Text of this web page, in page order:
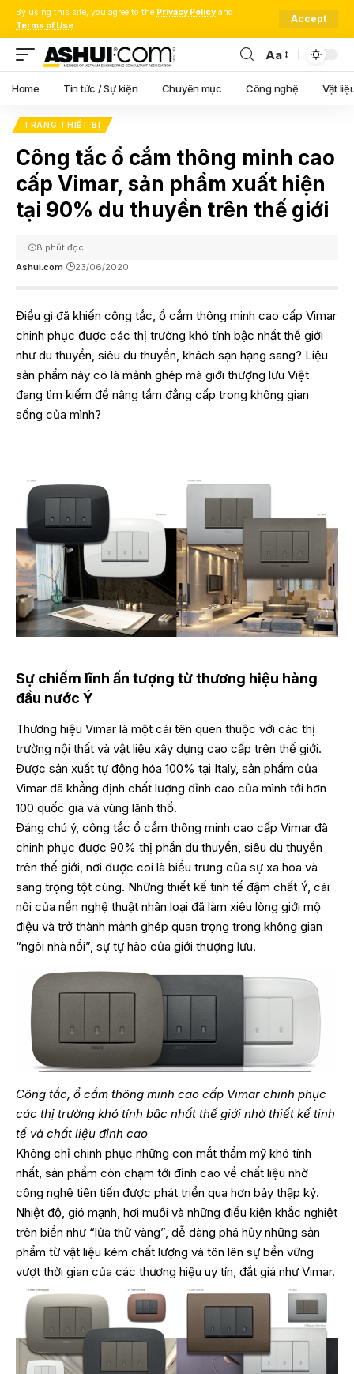
By using this site, you agree to the Privacy Policy and
Terms of Use.
Accept
Font
Resizer
Aa
Home Tin tức / Sự kiện Chuyên mục Công nghệ Vật
TRANG THIẾT BỊ
Công tắc ổ cắm thông minh cao
cấp Vimar, sản phẩm xuất hiện
tại 90% du thuyền trên thế giới
Ashui.com 23/06/2020
8 phút đọc
Điều gì đã khiến công tắc, ổ cắm thông minh cao cấp Vimar
chinh phục được các thị trường khó tính bậc nhất thế giới
như du thuyền, siêu du thuyền, khách sạn hạng sang? Liệu
sản phẩm này có là mảnh ghép mà giới thượng lưu Việt
đang tìm kiếm để nâng tầm đẳng cấp trong không gian
sống của mình?
Sự chiếm lĩnh ấn tượng từ thương hiệu hàng
đầu nước Ý
Thương hiệu Vimar là một cái tên quen thuộc với các thị
trường nội thất và vật liệu xây dựng cao cấp trên thế giới.
Được sản xuất tự động hóa 100% tại Italy, sản phẩm của
Vimar đã khẳng định chất lượng đỉnh cao của mình tới hơn
100 quốc gia và vùng lãnh thổ.
Đáng chú ý, công tắc ổ cắm thông minh cao cấp Vimar đã
chinh phục được 90% thị phần du thuyền, siêu du thuyền
trên thế giới, nơi được coi là biểu trưng của sự xa hoa và
sang trọng tột cùng. Những thiết kế tinh tế đậm chất Ý, cái
nôi của nền nghệ thuật nhân loại đã làm xiêu lòng giới mộ
điệu và trở thành mảnh ghép quan trọng trong không gian
“ngôi nhà nổi”, sự tự hào của giới thượng lưu.
Công tắc, ổ cắm thông minh cao cấp Vimar chinh phục
các thị trường khó tính bậc nhất thế giới nhờ thiết kế tinh
tế và chất liệu đỉnh cao
Không chỉ chinh phục những con mắt thẩm mỹ khó tính
nhất, sản phẩm còn chạm tới đỉnh cao về chất liệu nhờ
công nghệ tiên tiến được phát triển qua hơn bảy thập kỷ.
Nhiệt độ, gió mạnh, hơi muối và những điều kiện khắc nghiệt
trên biển như “lửa thử vàng”, dễ dàng phá hủy những sản
phẩm từ vật liệu kém chất lượng và tôn lên sự bền vững
vượt thời gian của các thương hiệu uy tín, đắt giá như Vimar.